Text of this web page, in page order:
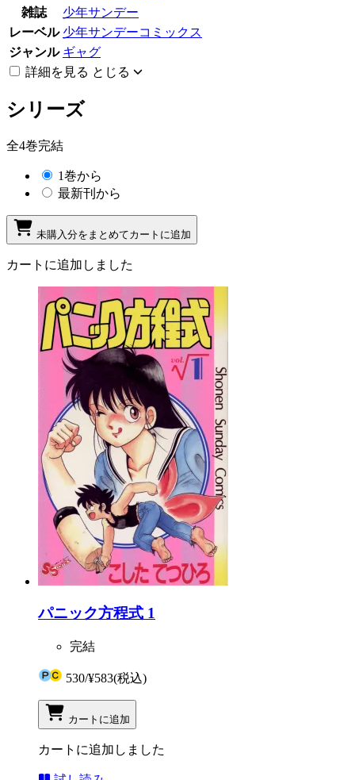
雑誌
少年サンデー
レーベル 少年サンデーコミックス
ジャンル ギャグ
詳細を見る とじる
シリーズ
全4巻完結
1巻から
最新刊から
未購入分をまとめてカートに追加
カートに追加しました
パニック方程式 1
完結
530/¥583(税込)
カートに追加
カートに追加しました